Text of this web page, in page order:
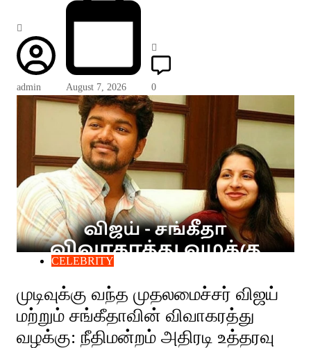
admin August 7, 2026 0
CELEBRITY
முடிவுக்கு வந்த முதலமைச்சர் விஜய்
மற்றும் சங்கீதாவின் விவாகரத்து
வழக்கு: நீதிமன்றம் அதிரடி உத்தரவு